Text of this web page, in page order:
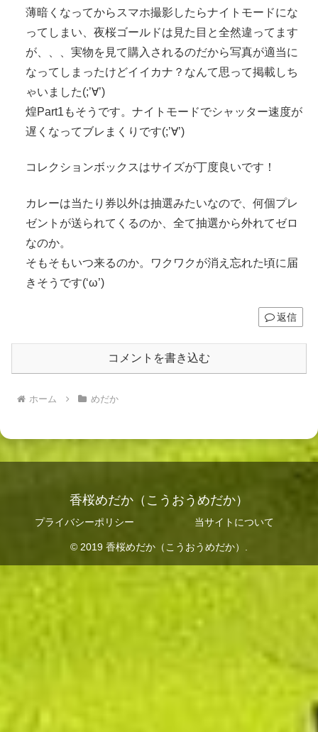
薄暗くなってからスマホ撮影したらナイトモードにな
ってしまい、夜桜ゴールドは見た目と全然違ってます
が、、、実物を見て購入されるのだから写真が適当に
なってしまったけどイイカナ？なんて思って掲載しち
ゃいました(;’∀’)
煌Part1もそうです。ナイトモードでシャッター速度が
遅くなってブレまくりです(;’∀’)
コレクションボックスはサイズが丁度良いです！
カレーは当たり券以外は抽選みたいなので、何個プレ
ゼントが送られてくるのか、全て抽選から外れてゼロ
なのか。
そもそもいつ来るのか。ワクワクが消え忘れた頃に届
きそうです(‘ω’)
返信
コメントを書き込む
ホーム めだか
香桜めだか（こうおうめだか）
プライバシーポリシー 当サイトについて
© 2019 香桜めだか（こうおうめだか）.